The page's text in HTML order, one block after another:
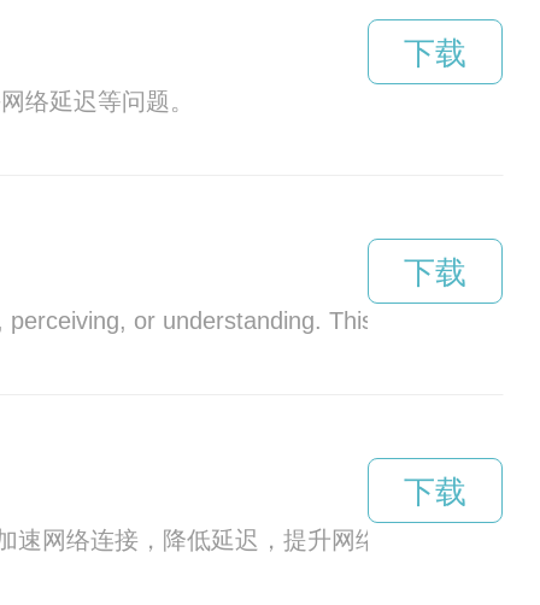
络延迟等问题。
下载
or understanding. This article
下载
网络连接，降低延迟，提升网络稳定性，让用
下载